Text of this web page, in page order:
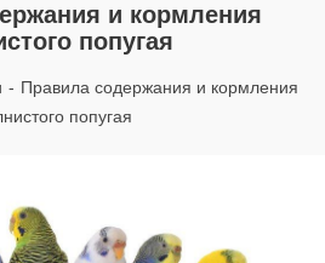
+7 (950) 959-88-32
и кормления
попугая
- Правила содержания и кормления
попугая